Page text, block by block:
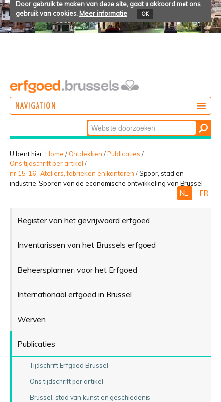
Door gebruik te maken van deze site, gaat u akkoord met ons
gebruik van cookies. Meer informatie OK
NAVIGATION
BELEVEN
Zoek
Geavanceerd
zoeken...
U bent hier: Home / Ontdekken /Publicaties /
Ons tijdschrift per artikel /
nr 15-16 : Ateliers, fabrieken en kantoren /Spoor, stad en
industrie. Sporen van de economische ontwikkeling van Brussel
NL FR
Register van het gevrijwaard erfgoed
Inventarissen van het Brussels erfgoed
Beheersplannen voor het Erfgoed
Internationaal erfgoed in Brussel
Werven
Publicaties
Tijdschrift Erfgoed Brussel
Ons tijdschrift per artikel
Brussel, stad van kunst en geschiedenis